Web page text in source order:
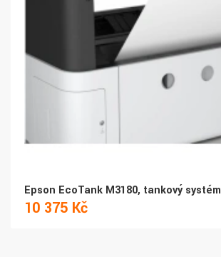
Epson EcoTank M3180, tankový systém
10 375 Kč